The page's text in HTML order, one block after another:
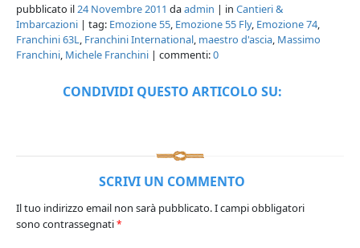
pubblicato il24 Novembre 2011 daadmin | in Cantieri &
Imbarcazioni | tag: Emozione 55, Emozione 55 Fly, Emozione 74,
Franchini 63L, Franchini International, maestro d'ascia, Massimo
Franchini, Michele Franchini | commenti:0
CONDIVIDI QUESTO ARTICOLO SU:
SCRIVI UN COMMENTO
Il tuo indirizzo email non sarà pubblicato.I campi obbligatori
sono contrassegnati*